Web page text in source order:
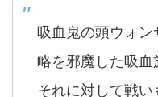
吸血鬼の頭ウォ
略を邪魔した吸血
それに対して戦